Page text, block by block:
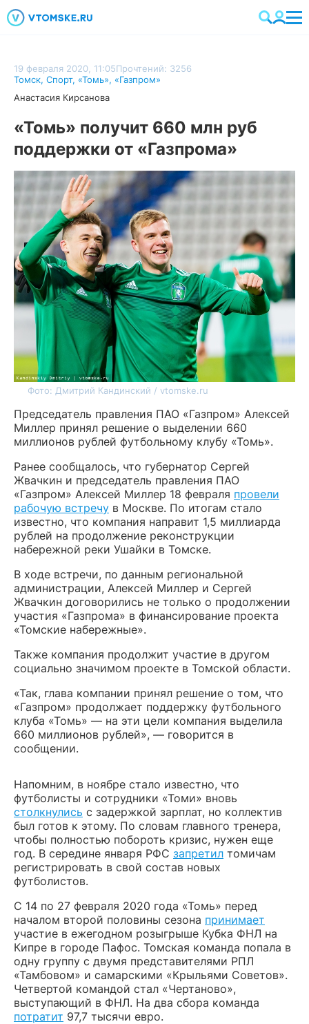
19 февраля 2020, 11:05Прочтений: 3256
Томск, Спорт, «Томь», «Газпром»
Анастасия Кирсанова
«Томь» получит 660 млн руб
поддержки от «Газпрома»
Фото: Дмитрий Кандинский / vtomske.ru
Председатель правления ПАО «Газпром» Алексей
Миллер принял решение о выделении 660
миллионов рублей футбольному клубу «Томь».
Ранее сообщалось, что губернатор Сергей
Жвачкин и председатель правления ПАО
«Газпром» Алексей Миллер 18 февраля провели
рабочую встречу в Москве. По итогам стало
известно, что компания направит 1,5 миллиарда
рублей на продолжение реконструкции
набережной реки Ушайки в Томске.
В ходе встречи, по данным региональной
администрации, Алексей Миллер и Сергей
Жвачкин договорились не только о продолжении
участия «Газпрома» в финансирование проекта
«Томские набережные».
Также компания продолжит участие в другом
социально значимом проекте в Томской области.
«Так, глава компании принял решение о том, что
«Газпром» продолжает поддержку футбольного
клуба «Томь» — на эти цели компания выделила
660 миллионов рублей», — говорится в
сообщении.
Напомним, в ноябре стало известно, что
футболисты и сотрудники «Томи» вновь
столкнулись с задержкой зарплат, но коллектив
был готов к этому. По словам главного тренера,
чтобы полностью побороть кризис, нужен еще
год. В середине января РФС запретил томичам
регистрировать в свой состав новых
футболистов.
С 14 по 27 февраля 2020 года «Томь» перед
началом второй половины сезона принимает
участие в ежегодном розыгрыше Кубка ФНЛ на
Кипре в городе Пафос. Томская команда попала в
одну группу с двумя представителями РПЛ
«Тамбовом» и самарскими «Крыльями Советов».
Четвертой командой стал «Чертаново»,
выступающий в ФНЛ. На два сбора команда
потратит 97,7 тысячи евро.